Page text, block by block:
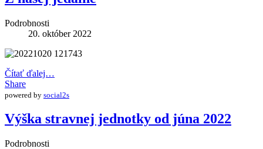
Podrobnosti
20. október 2022
Čítať ďalej…
Share
powered by social2s
Výška stravnej jednotky od júna 2022
Podrobnosti